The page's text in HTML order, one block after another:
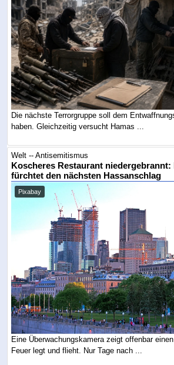
Die nächste Terrorgruppe soll dem
haben. Gleichzeitig versucht Hamas ...
Welt -- Antisemitismus
Koscheres Restaurant niedergebrannt:
fürchtet den nächsten Hassanschlag
Pixabay
Eine Überwachungskamera zeigt offenbar
Feuer legt und flieht. Nur Tage nach ...